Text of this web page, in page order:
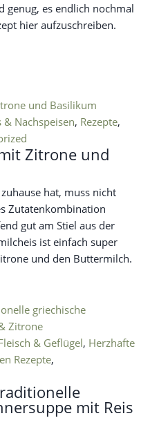
genug, es endlich nochmal
hier aufzuschreiben.
& Nachspeisen, Rezepte,
Zitrone und
hat, muss nicht
Zutatenkombination
gut am Stiel aus der
ist einfach super
und den Buttermilch.
& Geflügel, Herzhafte
Rezepte,
mit Reis